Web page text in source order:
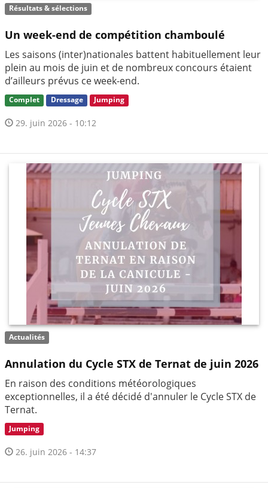
Résultats & sélections
Un week-end de compétition chamboulé
Les saisons (inter)nationales battent habituellement leur
plein au mois de juin et de nombreux concours étaient
d’ailleurs prévus ce week-end.
Complet Dressage Jumping
29. juin 2026 - 10:12
Actualités
Annulation du Cycle STX de Ternat de juin 2026
En raison des conditions météorologiques
exceptionnelles, il a été décidé d'annuler le Cycle STX de
Ternat.
Jumping
26. juin 2026 - 14:37